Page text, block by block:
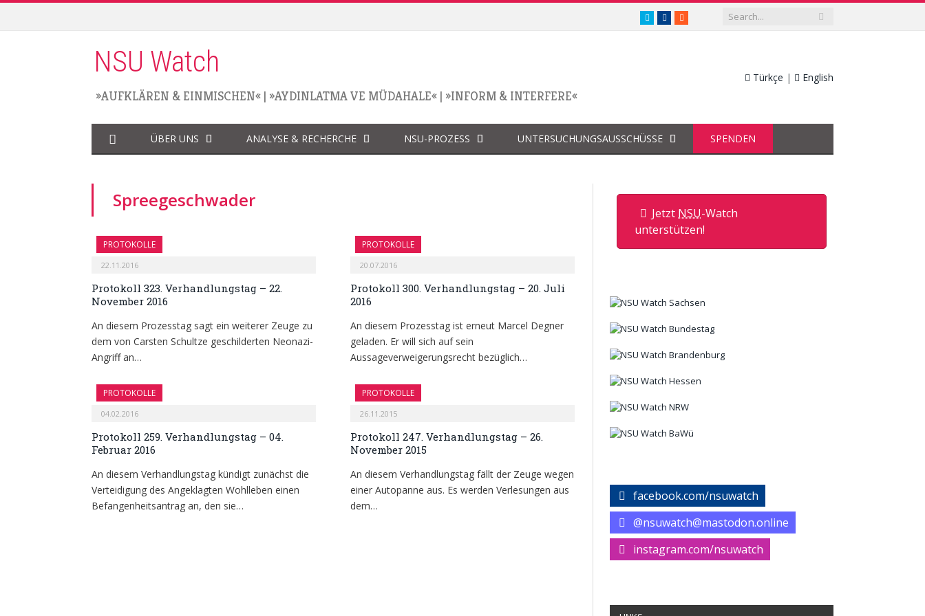
twitter.com/nsuwatch
facebook.com/nsuwatch
RSS
NSU Watch
»AUFKLÄREN & EINMISCHEN« | »AYDINLATMA VE MÜDAHALE« | »INFORM & INTERFERE«
Türkçe | English
ÜBER UNS ANALYSE & RECHERCHE NSU-PROZESS UNTERSUCHUNGSAUSSCHÜSSE SPENDEN
Spreegeschwader
PROTOKOLLE
22.11.2016
Protokoll 323. Verhandlungstag – 22.
November 2016
An diesem Prozesstag sagt ein weiterer Zeuge zu
dem von Carsten Schultze geschilderten Neonazi-
Angriff an…
PROTOKOLLE
20.07.2016
Protokoll 300. Verhandlungstag – 20. Juli
2016
An diesem Prozesstag ist erneut Marcel Degner
geladen. Er will sich auf sein
Aussageverweigerungsrecht bezüglich…
PROTOKOLLE
04.02.2016
Protokoll 259. Verhandlungstag – 04.
Februar 2016
An diesem Verhandlungstag kündigt zunächst die
Verteidigung des Angeklagten Wohlleben einen
Befangenheitsantrag an, den sie…
PROTOKOLLE
26.11.2015
Protokoll 247. Verhandlungstag – 26.
November 2015
An diesem Verhandlungstag fällt der Zeuge wegen
einer Autopanne aus. Es werden Verlesungen aus
dem…
Jetzt NSU-Watch
unterstützen!
facebook.com/nsuwatch
@nsuwatch@mastodon.online
instagram.com/nsuwatch